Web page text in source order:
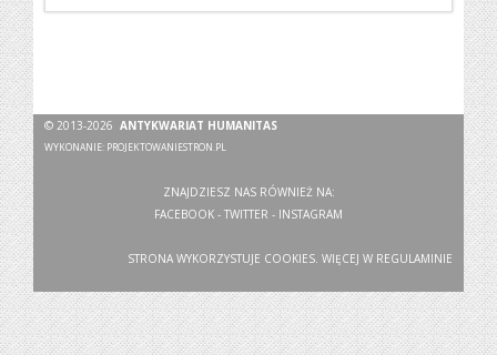
© 2013-2026ANTYKWARIAT HUMANITAS
WYKONANIE: PROJEKTOWANIESTRON.PL
ZNAJDZIESZ NAS RÓWNIEŻ NA:
FACEBOOK - TWITTER - INSTAGRAM
STRONA WYKORZYSTUJE COOKIES. WIĘCEJ W REGULAMINIE